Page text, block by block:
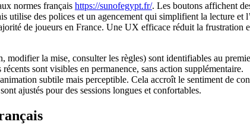
normes français https://sunofegypt.fr/. Les boutons affichent
utilise des polices et un agencement qui simplifient la lecture
de joueurs en France. Une UX efficace réduit la
modifier la mise, consulter les règles) sont identifiables au
sont visibles en permanence, sans action supplémentaire.
subtile mais perceptible. Cela accroît le sentiment de
ajustés pour des sessions longues et confortables.